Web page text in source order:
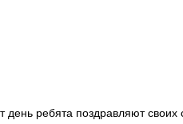
ребята поздравляют своих